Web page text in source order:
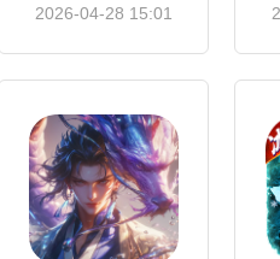
2026-04-28 15:01